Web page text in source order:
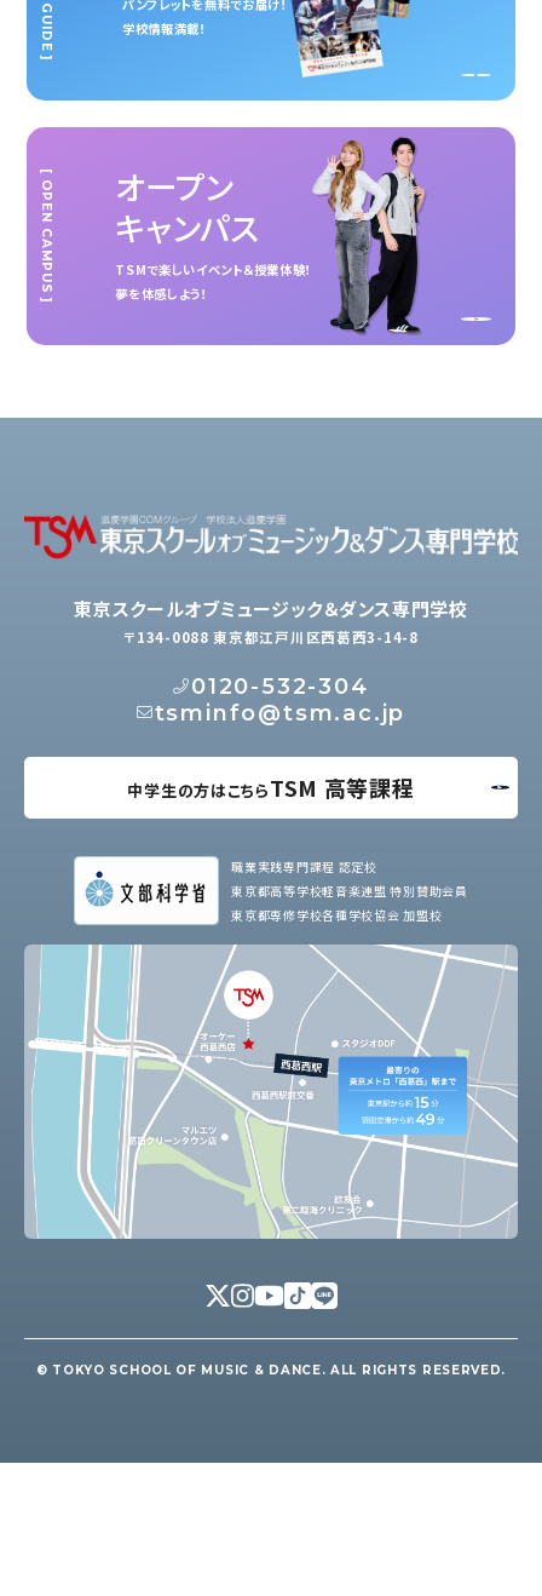
パンフレットを無料でお届け！
学校情報満載！
オープン
キャンパス
TSMで楽しいイベント＆授業体験！
夢を体感しよう！
[ OPEN CAMPUS ]
東京スクールオブミュージック＆ダンス専門学校
〒134-0088 東京都江戸川区西葛西3-14-8
0120-532-304
tsminfo@tsm.ac.jp
中学生の方はこちらTSM 高等課程
職業実践専門課程 認定校
東京都高等学校軽音楽連盟 特別賛助会員
東京都専修学校各種学校協会 加盟校
© TOKYO SCHOOL OF MUSIC & DANCE. ALL RIGHTS RESERVED.